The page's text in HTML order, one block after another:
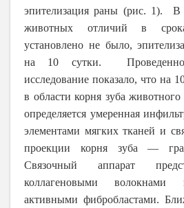
эпителизация раны (рис. 1). В
животных отличий в
установлено не было,
на 10 сутки. Проведенное
исследование показало, что на
в области корня зуба
определяется умеренная
элементами мягких тканей и
проекции корня зуба ―
Связочный аппарат
коллагеновыми волокнами
активными фибробластами.